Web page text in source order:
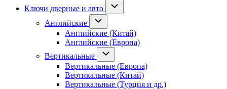
Ключи дверные и авто
Английские
Английские (Китай)
Английские (Европа)
Вертикальные
Вертикальные (Европа)
Вертикальные (Китай)
Вертикальные (Турция и др.)